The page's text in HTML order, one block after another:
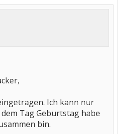
Ich kann nur
Tag Geburtstag habe
bin.